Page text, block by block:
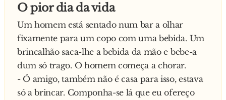
te precipites…
Explica a filha:
- Mas pai, eu nã ‘aguento mais .. .nã me posso
baixar para apanhar nada, que lá vem ele … e
pimba, e catrapimba, ufff! Quando me casê, o
mê rabinho parecia uma moeda d’ um cêntime,
agora parece uma moeda d’ um Euro!
O pior dia da vida
Um homem está sentado num bar a olhar
fixamente para um copo com uma bebida. Um
brincalhão saca-lhe a bebida da mão e bebe-a
dum só trago. O homem começa a chorar.
- Ó amigo, também não é casa para isso, estava
só a brincar. Componha-se lá que eu ofereço